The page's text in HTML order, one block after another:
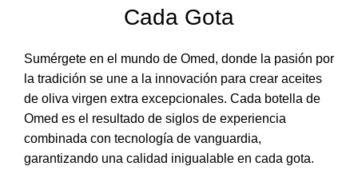
Cada Gota
Sumérgete en el mundo de Omed, donde la pasión por
la tradición se une a la innovación para crear aceites
de oliva virgen extra excepcionales. Cada botella de
Omed es el resultado de siglos de experiencia
combinada con tecnología de vanguardia,
garantizando una calidad inigualable en cada gota.